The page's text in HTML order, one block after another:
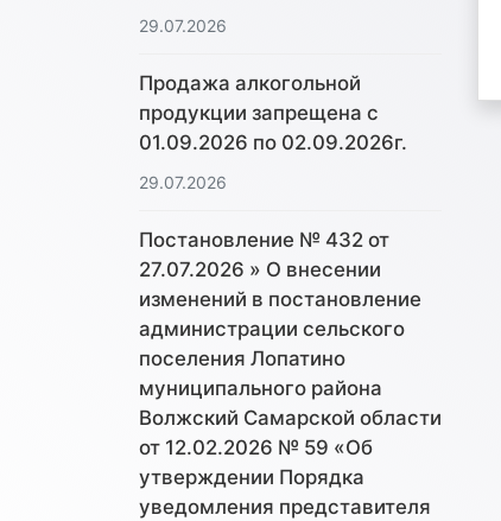
29.07.2026
Продажа алкогольной
продукции запрещена с
01.09.2026 по 02.09.2026г.
29.07.2026
Постановление № 432 от
27.07.2026 » О внесении
изменений в постановление
администрации сельского
поселения Лопатино
муниципального района
Волжский Самарской области
от 12.02.2026 № 59 «Об
утверждении Порядка
уведомления представителя